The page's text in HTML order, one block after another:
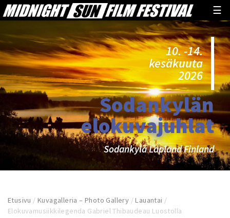
☰
10. -14.
kesäkuuta
2026
Sodankylän
elokuvajuhlat
Sodankylä Lapland Finland
Etusivu /Kuvagalleria – Photo Gallery /Lauantai /
Elokuvamusiikkilegenda Gabriel Thibaudeau Luostolla